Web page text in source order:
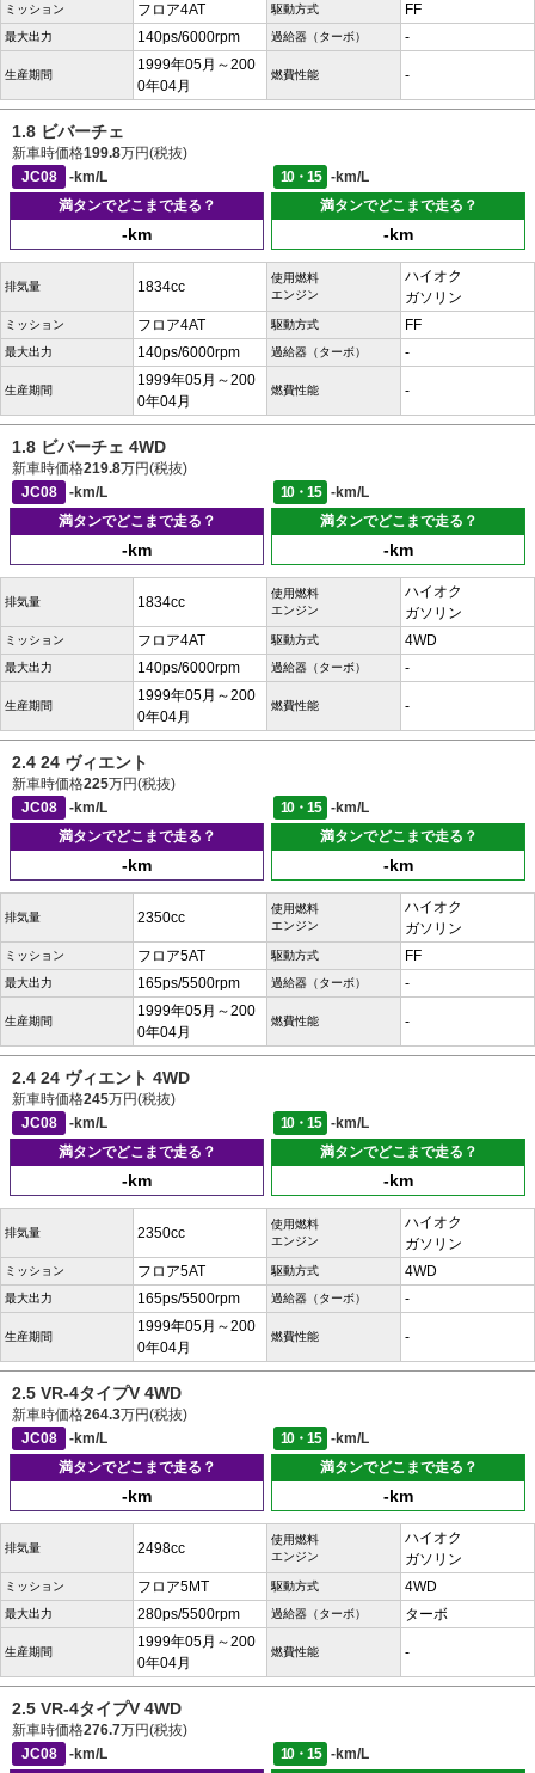
ミッション フロア4AT 駆動方式 FF
最大出力 140ps/6000rpm 過給器（ターボ） -
生産期間
1999年05月～200
0年04月
燃費性能 -
1.8 ビバーチェ
新車時価格199.8万円(税抜)
JC08
-km/L 10・15
-km/L
満タンでどこまで走る？
-km
満タンでどこまで走る？
-km
排気量 1834cc
使用燃料
エンジン
ハイオク
ガソリン
ミッション フロア4AT 駆動方式 FF
最大出力 140ps/6000rpm 過給器（ターボ） -
生産期間
1999年05月～200
0年04月
燃費性能 -
1.8 ビバーチェ 4WD
新車時価格219.8万円(税抜)
JC08
-km/L 10・15
-km/L
満タンでどこまで走る？
-km
満タンでどこまで走る？
-km
排気量 1834cc
使用燃料
エンジン
ハイオク
ガソリン
ミッション フロア4AT 駆動方式 4WD
最大出力 140ps/6000rpm 過給器（ターボ） -
生産期間
1999年05月～200
0年04月
燃費性能 -
2.4 24 ヴィエント
新車時価格225万円(税抜)
JC08
-km/L 10・15
-km/L
満タンでどこまで走る？
-km
満タンでどこまで走る？
-km
排気量 2350cc
使用燃料
エンジン
ハイオク
ガソリン
ミッション フロア5AT 駆動方式 FF
最大出力 165ps/5500rpm 過給器（ターボ） -
生産期間
1999年05月～200
0年04月
燃費性能 -
2.4 24 ヴィエント 4WD
新車時価格245万円(税抜)
JC08
-km/L 10・15
-km/L
満タンでどこまで走る？
-km
満タンでどこまで走る？
-km
排気量 2350cc
使用燃料
エンジン
ハイオク
ガソリン
ミッション フロア5AT 駆動方式 4WD
最大出力 165ps/5500rpm 過給器（ターボ） -
生産期間
1999年05月～200
0年04月
燃費性能 -
2.5 VR-4タイプV 4WD
新車時価格264.3万円(税抜)
JC08
-km/L 10・15
-km/L
満タンでどこまで走る？
-km
満タンでどこまで走る？
-km
排気量 2498cc
使用燃料
エンジン
ハイオク
ガソリン
ミッション フロア5MT 駆動方式 4WD
最大出力 280ps/5500rpm 過給器（ターボ） ターボ
生産期間
1999年05月～200
0年04月
燃費性能 -
2.5 VR-4タイプV 4WD
新車時価格276.7万円(税抜)
JC08
-km/L 10・15
-km/L